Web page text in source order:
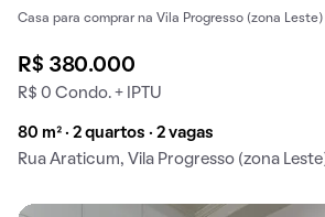
Casa para comprar na Vila Progresso (zona
R$ 380.000
R$ 0 Condo. + IPTU
80 m² · 2 quartos · 2 vagas
Rua Araticum, Vila Progresso (zona